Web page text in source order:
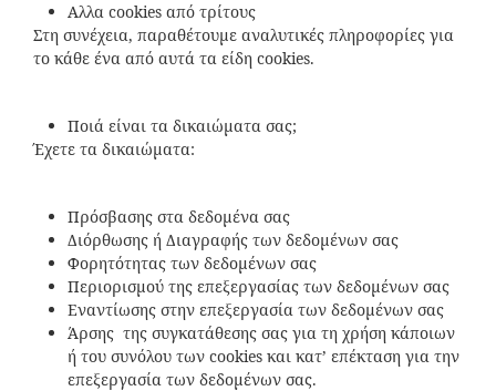
Αλλα cookies από τρίτους
Στη συνέχεια, παραθέτουμε αναλυτικές πληροφορίες για
το κάθε ένα από αυτά τα είδη cookies.
Ποιά είναι τα δικαιώματα σας;
Έχετε τα δικαιώματα:
Πρόσβασης στα δεδομένα σας
Διόρθωσης ή Διαγραφής των δεδομένων σας
Φορητότητας των δεδομένων σας
Περιορισμού της επεξεργασίας των δεδομένων σας
Εναντίωσης στην επεξεργασία των δεδομένων σας
Άρσης της συγκατάθεσης σας για τη χρήση κάποιων
ή του συνόλου των cookies και κατ’ επέκταση για την
επεξεργασία των δεδομένων σας.